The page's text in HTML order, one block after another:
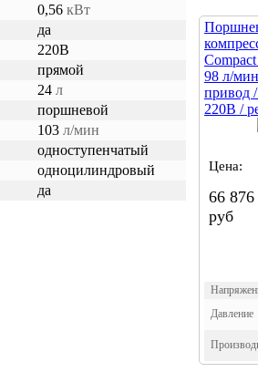
0,56 кВт
да
220В
прямой
24 л
поршневой
103 л/мин
одноступенчатый
одноцилиндровый
да
98 л/
привод
220В /
Цена:
66 876
руб
Давление